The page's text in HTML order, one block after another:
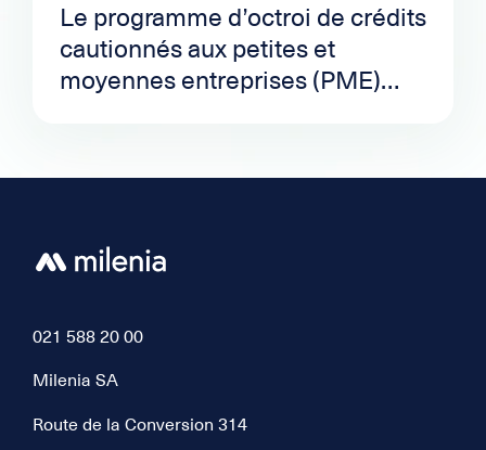
Le programme d’octroi de crédits
cautionnés aux petites et
moyennes entreprises (PME)
mars 2020. Dès maintenant, les
de leur banque principale.
021 588 20 00
Milenia SA
Route de la Conversion 314